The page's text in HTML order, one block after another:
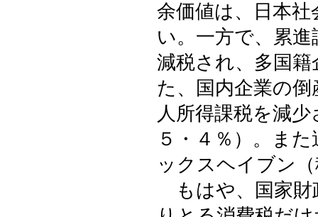
余価値は、日本
い。一方で、累
減税され、多国
た、国内企業の
人所得課税を減
５・４％）。ま
ックスヘイブン
もはや、国家財